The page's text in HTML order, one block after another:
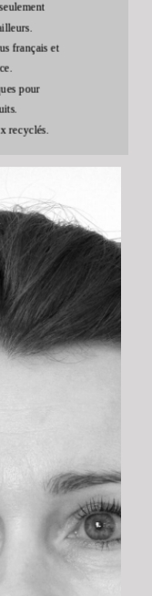
français et
pour
recyclés.